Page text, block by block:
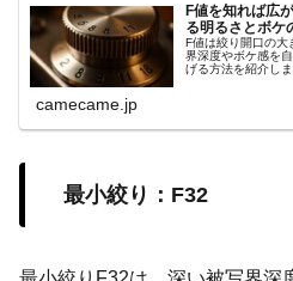
F値を知れば広
る明るさとボケ
F値は絞り開口の大
界深度やボケ感を
げる方法を紹介し
camecame.jp
最小絞り：F32